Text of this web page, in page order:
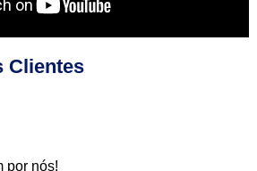
Clientes
por nós!